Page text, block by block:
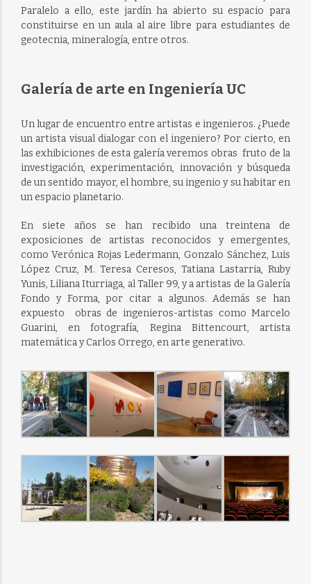
Paralelo a ello, este jardín ha abierto su espacio para
constituirse en un aula al aire libre para estudiantes de
geotecnia, mineralogía, entre otros.
Galería de arte en Ingeniería UC
Un lugar de encuentro entre artistas e ingenieros. ¿Puede
un artista visual dialogar con el ingeniero? Por cierto, en
las exhibiciones de esta galería veremos obras fruto de la
investigación, experimentación, innovación y búsqueda
de un sentido mayor, el hombre, su ingenio y su habitar en
un espacio planetario.
En siete años se han recibido una treintena de
exposiciones de artistas reconocidos y emergentes,
como Verónica Rojas Ledermann, Gonzalo Sánchez, Luis
López Cruz, M. Teresa Ceresos, Tatiana Lastarria, Ruby
Yunis, Liliana Iturriaga, al Taller 99, y a artistas de la Galería
Fondo y Forma, por citar a algunos. Además se han
expuesto obras de ingenieros-artistas como Marcelo
Guarini, en fotografía, Regina Bittencourt, artista
matemática y Carlos Orrego, en arte generativo.